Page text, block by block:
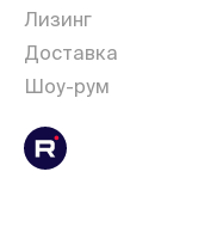
Лизинг
Доставка
Шоу-рум